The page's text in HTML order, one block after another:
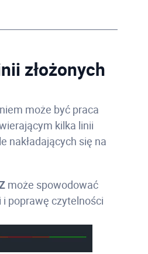
złożonych
może być praca
kilka linii
nakładających się na
może spowodować
poprawę czytelności